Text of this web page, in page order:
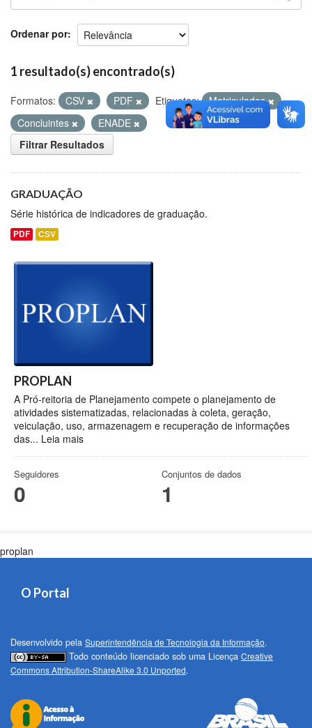
Ordenar por
1 resultado(s) encontrado(s)
Formatos: CSV PDF Etiquetas:
Matriculados
Concluintes
ENADE
Filtrar Resultados
GRADUAÇÃO
Série histórica de indicadores de graduação.
PDF CSV
PROPLAN
A Pró-reitoria de Planejamento compete o planejamento de
atividades sistematizadas, relacionadas à coleta, geração,
veiculação, uso, armazenagem e recuperação de informações
das... Leia mais
Seguidores
0
Conjuntos de dados
1
proplan
O Portal
Desenvolvido pela Superintendência de Tecnologia da Informação.
Todo conteúdo licenciado sob uma Licença Creative
Commons Attribution-ShareAlike 3.0 Unported.